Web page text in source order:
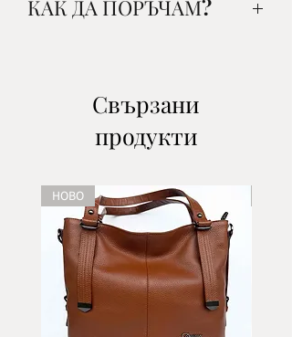
КАК ДА ПОРЪЧАМ?
-до офис на ЕКОНТ- наложен
-до офис на СПИДИ- наложен
платеж/поема се от клиента/
-с куриер на ЕКОНТ- наложен
платеж/поема се от клиента/
-с куриер на СПИДИ- наложен
платеж/поема се от клиента/
3.Въведете данни за доставка
*В полето ''Адрес'' въведете
Свързани
продукти
НОВО